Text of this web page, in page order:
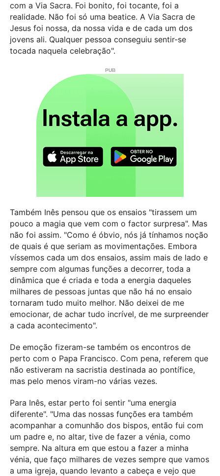
com a Via Sacra. Foi bonito, foi tocante, foi a
realidade. Não foi só uma beatice. A Via Sacra de
Jesus foi nossa, da nossa vida e de cada um dos
jovens ali. Qualquer pessoa conseguiu sentir-se
tocada naquela celebração".
Também Inês pensou que os ensaios "tirassem um
pouco a magia que vem com o factor surpresa". Mas
não foi assim. "Como é óbvio, nós já tínhamos noção
de quais é que seriam as movimentações. Embora
víssemos cada um dos ensaios, assim mais de lado e
sempre com algumas funções a decorrer, toda a
dinâmica que é criada e toda a energia daqueles
milhares de pessoas juntas que não há no ensaio
tornaram tudo muito melhor. Não deixei de me
emocionar, de achar tudo incrível, de me surpreender
a cada acontecimento".
De emoção fizeram-se também os encontros de
perto com o Papa Francisco. Com pena, referem que
não estiveram na sacristia destinada ao pontífice,
mas pelo menos viram-no várias vezes.
Para Inês, estar perto foi sentir "uma energia
diferente". "Uma das nossas funções era também
acompanhar a comunhão dos bispos, então fui com
um padre e, no altar, tive de fazer a vénia, como
sempre. Na altura em que estou a fazer a minha
vénia, que faço milhares de vezes sempre que vamos
a uma igreja, quando levanto a cabeça e vejo que